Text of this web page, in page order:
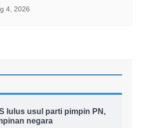
4, 2026
lulus usul parti pimpin PN,
negara